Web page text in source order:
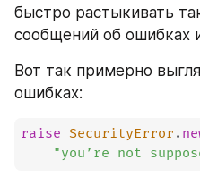
быстро растыкивать
сообщений об ошибках
Вот так примерно
ошибках:
raise SecurityError .
"you’re not